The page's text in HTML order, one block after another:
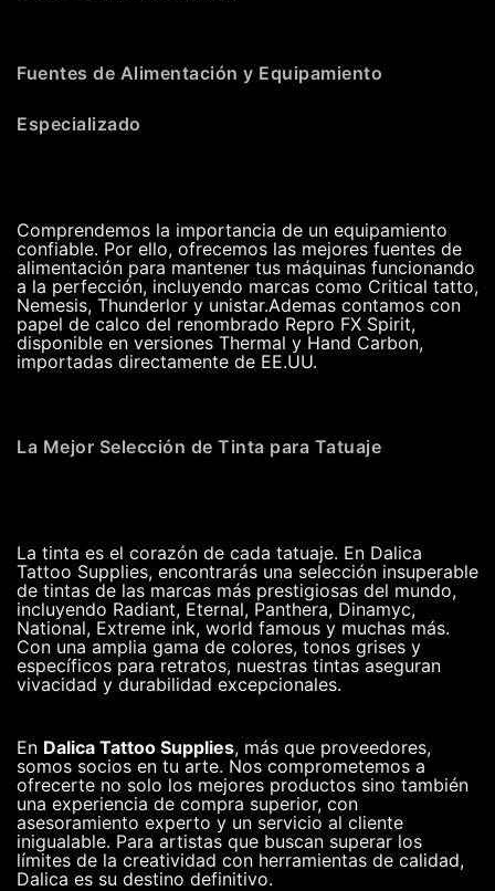
Fuentes de Alimentación y Equipamiento
Especializado
Comprendemos la importancia de un equipamiento
confiable. Por ello, ofrecemos las mejores fuentes de
alimentación para mantener tus máquinas funcionando
a la perfección, incluyendo marcas como Critical tatto,
Nemesis, Thunderlor y unistar.Ademas contamos con
papel de calco del renombrado Repro FX Spirit,
disponible en versiones Thermal y Hand Carbon,
importadas directamente de EE.UU.
La Mejor Selección de Tinta para Tatuaje
La tinta es el corazón de cada tatuaje. En Dalica
Tattoo Supplies, encontrarás una selección insuperable
de tintas de las marcas más prestigiosas del mundo,
incluyendo Radiant, Eternal, Panthera, Dinamyc,
National, Extreme ink, world famous y muchas más.
Con una amplia gama de colores, tonos grises y
específicos para retratos, nuestras tintas aseguran
vivacidad y durabilidad excepcionales.
En Dalica Tattoo Supplies, más que proveedores,
somos socios en tu arte. Nos comprometemos a
ofrecerte no solo los mejores productos sino también
una experiencia de compra superior, con
asesoramiento experto y un servicio al cliente
inigualable. Para artistas que buscan superar los
límites de la creatividad con herramientas de calidad,
Dalica es su destino definitivo.